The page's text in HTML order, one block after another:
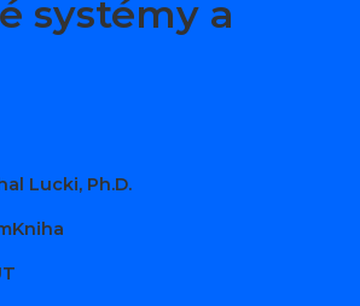
systémy a
Lucki, Ph.D.